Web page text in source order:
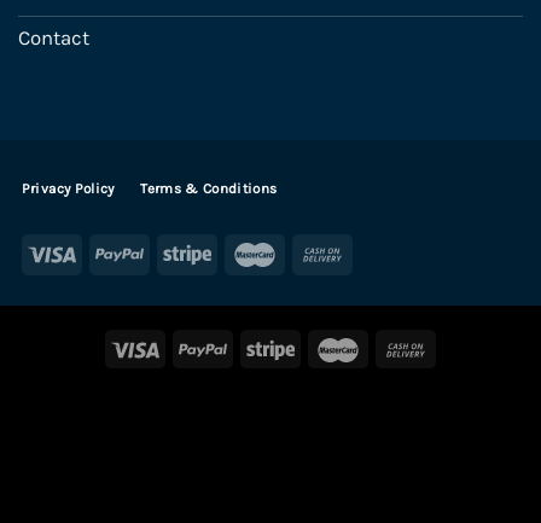
Contact
Privacy Policy Terms & Conditions